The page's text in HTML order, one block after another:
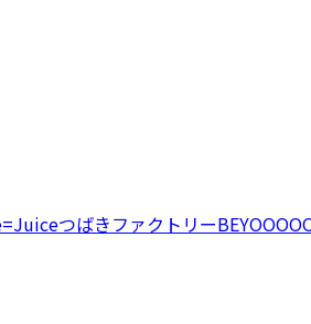
つばきファクトリー